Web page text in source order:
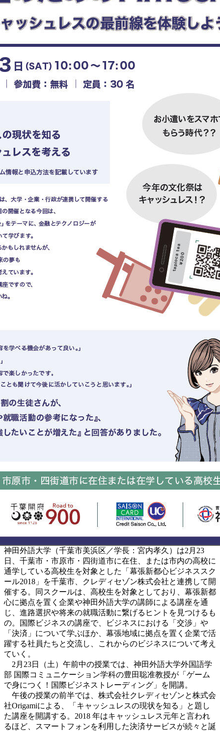
神田外語大学（千葉市美浜区／学長：宮内孝久）は2月23
日、千葉市・市原市・四街道市に在住、または市内の高校に
通学している高校生を対象とした「幕張新都心ビジネススク
ール2018」を千葉市、クレディセゾン株式会社と連携して開
催する。同スクールは、高校生を対象としており、幕張新都
心に拠点を置く企業や神田外語大学の講師による講座を通
じ、進路選択や将来の就職活動に繋げるヒントを見つけるも
の。国際ビジネスの講座で、ビジネスにおける「交渉」や
「決済」について学ぶほか、幕張地域に拠点を置く企業で活
躍する社員たちと交流し、これからのビジネスについて考え
ていく。
2月23日（土）午前中の授業では、神田外語大学外国語学
部 国際コミュニケーション学科の豊田聡准教授が「ゲーム
で身につく！国際ビジネストレーディング」を開講。
午後の授業の前半では、株式会社クレディセゾンと株式会
社Origamiによる、「キャッシュレスの現状を知る」と題し
た講座を開講する。2018 年はキャッシュレス元年と言われ
るほど、スマートフォンを利用した決済サービスが続々と誕